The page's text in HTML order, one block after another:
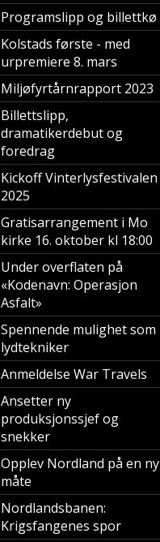
Programslipp og billettkø
Kolstads første - med
urpremiere 8. mars
Miljøfyrtårnrapport 2023
Billettslipp,
dramatikerdebut og
foredrag
Kickoff Vinterlysfestivalen
2025
Gratisarrangement i Mo
kirke 16. oktober kl 18:00
Under overflaten på
«Kodenavn: Operasjon
Asfalt»
Spennende mulighet som
lydtekniker
Anmeldelse War Travels
Ansetter ny
produksjonssjef og
snekker
Opplev Nordland på en ny
måte
Nordlandsbanen:
Krigsfangenes spor